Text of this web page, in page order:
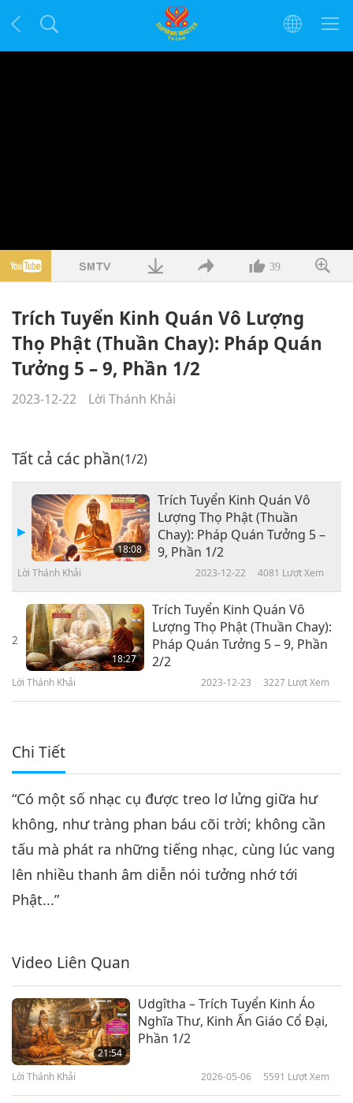
39
Trích Tuyển Kinh Quán Vô Lượng
Thọ Phật (Thuần Chay): Pháp Quán
Tưởng 5 – 9, Phần 1/2
2023-12-22 Lời Thánh Khải
Tất cả các phần(1/2)
18:08
Trích Tuyển Kinh Quán Vô
Lượng Thọ Phật (Thuần
Chay): Pháp Quán Tưởng 5 –
9, Phần 1/2
Lời Thánh Khải 2023-12-22 4081 Lượt Xem
2
18:27
Trích Tuyển Kinh Quán Vô
Lượng Thọ Phật (Thuần Chay):
Pháp Quán Tưởng 5 – 9, Phần
2/2
Lời Thánh Khải 2023-12-23 3227 Lượt Xem
Chi Tiết
“Có một số nhạc cụ được treo lơ lửng giữa hư
không, như tràng phan báu cõi trời; không cần
tấu mà phát ra những tiếng nhạc, cùng lúc vang
lên nhiều thanh âm diễn nói tưởng nhớ tới
Phật...”
Video Liên Quan
21:54
Udgîtha – Trích Tuyển Kinh Áo
Nghĩa Thư, Kinh Ấn Giáo Cổ Đại,
Phần 1/2
Lời Thánh Khải 2026-05-06 5591 Lượt Xem